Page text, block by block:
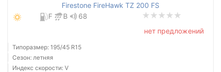
Firestone FireHawk TZ 200 FS
F
B
68
нет предложений
Типоразмер: 195/45 R15
Сезон: летняя
Индекс скорости: V